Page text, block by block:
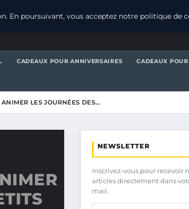
CADEAUX POUR ANNIVERSAIRES CADEAUX POUR
LES JOURNÉES DES…
NEWSLETTER
Inscrivez-vous pour recevoir
articles directement dans
mail.
En poursuivant, vous acceptez notre politique de